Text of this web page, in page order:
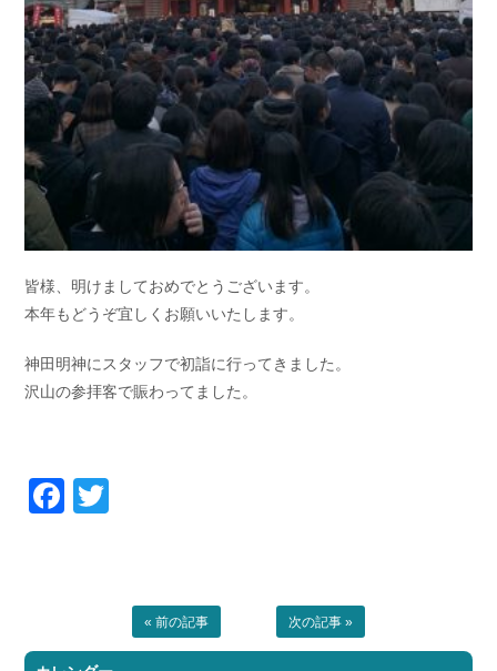
皆様、明けましておめでとうございます。
本年もどうぞ宜しくお願いいたします。
神田明神にスタッフで初詣に行ってきました。
沢山の参拝客で賑わってました。
Facebook
« 前の記事 次の記事 »